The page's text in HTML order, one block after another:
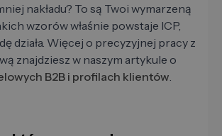
nakładu? To są Twoi wymarzeną
wzorów właśnie powstaje ICP,
działa. Więcej o precyzyjnej pracy z
znajdziesz w naszym artykule o
B2B i profilach klientów.